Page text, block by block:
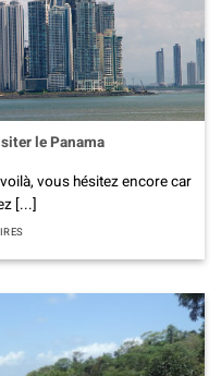
le Panama
vous hésitez encore car
[...]